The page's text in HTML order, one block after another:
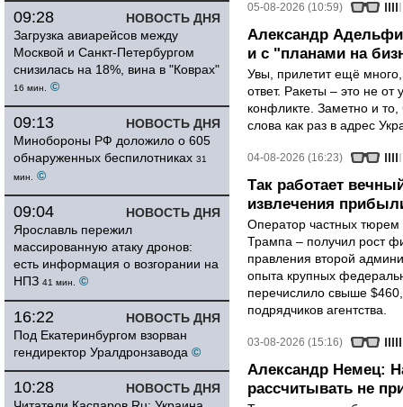
НОВОСТЬ ДНЯ
09:28
Загрузка авиарейсов между
Москвой и Санкт-Петербургом
снизилась на 18%, вина в "Коврах"
16 мин. ©
НОВОСТЬ ДНЯ
09:13
Минобороны РФ доложило о 605
обнаруженных беспилотниках 31
мин.
©
НОВОСТЬ ДНЯ
09:04
Ярославль пережил
массированную атаку дронов:
есть информация о возгорании на
НПЗ 41 мин. ©
НОВОСТЬ ДНЯ
16:22
Под Екатеринбургом взорван
гендиректор Уралдронзавода ©
НОВОСТЬ ДНЯ
10:28
05-08-2026 (10:59)
Александр
и с "планами на
Увы, прилетит ещё
ответ. Ракеты – это не от
конфликте. Заметно и
слова как раз в адрес
04-08-2026 (16:23)
Так работает
извлечения
Оператор частных тюрем
Трампа – получил рост
правления второй
опыта крупных
перечислило свыше
подрядчиков агентства.
03-08-2026 (15:16)
Александр Немец:
рассчитывать не